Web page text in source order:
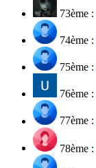
73ème :
74ème :
75ème :
76ème :
77ème :
78ème :